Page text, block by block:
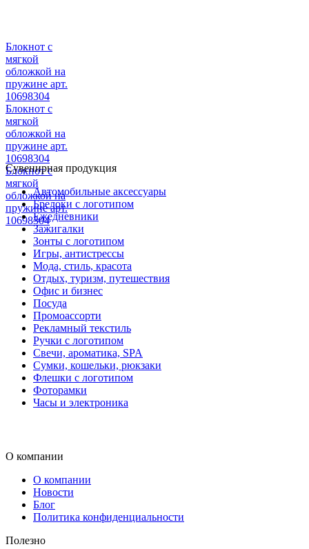
Блокнот с
мягкой
обложкой на
пружине арт.
10698304
Блокнот с
мягкой
обложкой на
пружине арт.
10698304
Блокнот с
мягкой
обложкой на
пружине арт.
10698304
Сувенирная продукция
Автомобильные аксессуары
Брелоки с логотипом
Ежедневники
Зажигалки
Зонты с логотипом
Игры, антистрессы
Мода, стиль, красота
Отдых, туризм, путешествия
Офис и бизнес
Посуда
Промоассорти
Рекламный текстиль
Ручки с логотипом
Свечи, ароматика, SPA
Сумки, кошельки, рюкзаки
Флешки с логотипом
Фоторамки
Часы и электроника
О компании
О компании
Новости
Блог
Политика конфиденциальности
Полезно